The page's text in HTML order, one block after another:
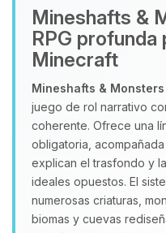
Mineshafts &
RPG
Minecraft
Mineshafts & Monsters
juego de rol narrativo
coherente. Ofrece una
obligatoria,
explican el trasfondo y
ideales opuestos. El
numerosas criaturas,
biomas y cuevas
pequenos
08/08/2026